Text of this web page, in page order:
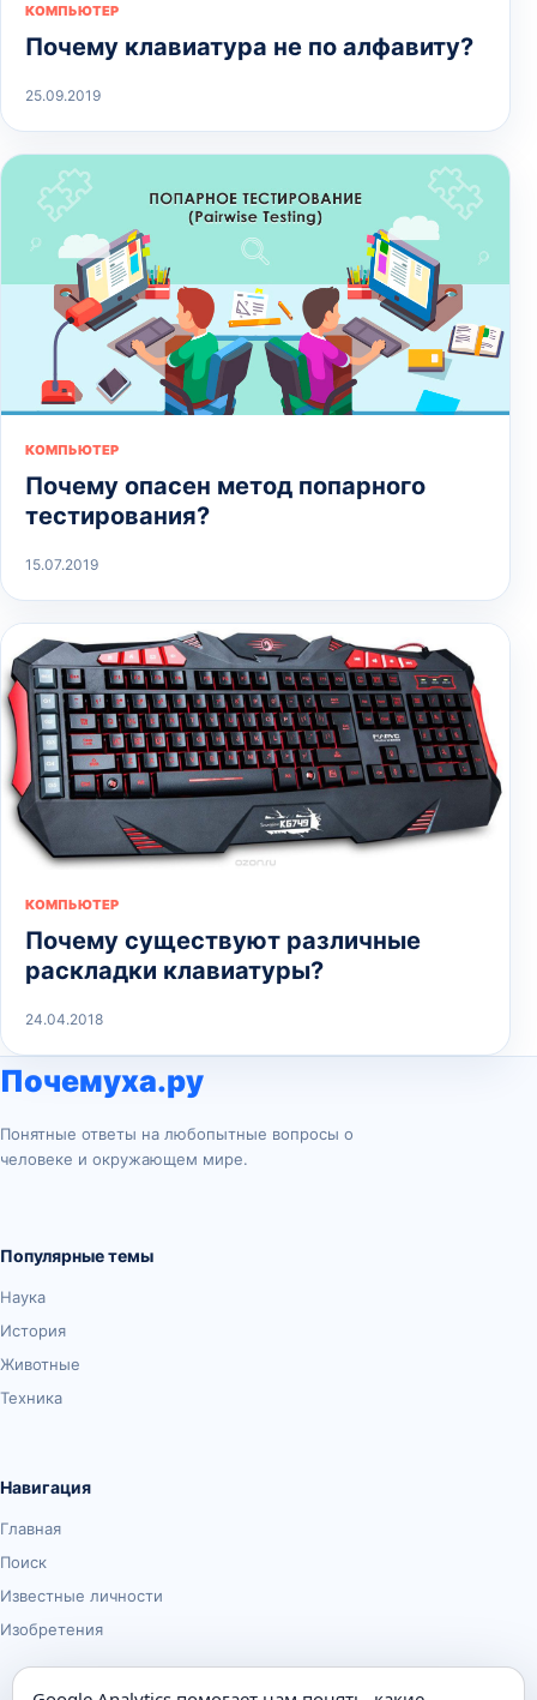
КОМПЬЮТЕР
Почему клавиатура не по алфавиту?
25.09.2019
КОМПЬЮТЕР
Почему опасен метод попарного
тестирования?
15.07.2019
КОМПЬЮТЕР
Почему существуют различные
раскладки клавиатуры?
24.04.2018
Почемуха.ру
Понятные ответы на любопытные вопросы о
человеке и окружающем мире.
Популярные темы
Наука
История
Животные
Техника
Навигация
Главная
Поиск
Известные личности
Изобретения